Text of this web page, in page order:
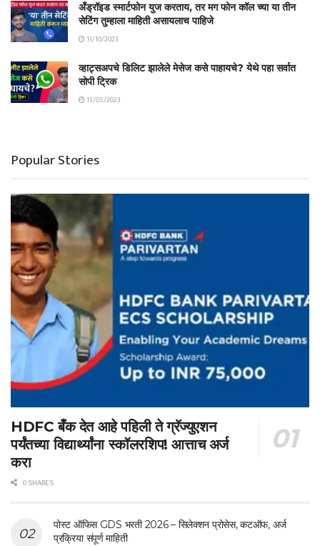
अँड्रॉइड स्मार्टफोन युज करताय, तर मग फोन कॉल च्या या तीन
सेटिंग तुम्हाला माहिती असायलाच पाहिजे
11/10/2023
व्हाट्सअपचे डिलिट झालेले मेसेज कसे पाहायचे? येथे पहा सर्वात
सोपी ट्रिक
13/05/2023
Popular Stories
HDFC बँक देत आहे पहिली ते ग्रॅज्युएशन
पर्यंतच्या विद्यार्थ्यांना स्कॉलरशिप! आत्ताच अर्ज
करा
0 SHARES
पोस्ट ऑफिस GDS भरती 2026 – सिलेक्शन प्रोसेस, कटऑफ, अर्ज
प्रक्रिया संपूर्ण माहिती